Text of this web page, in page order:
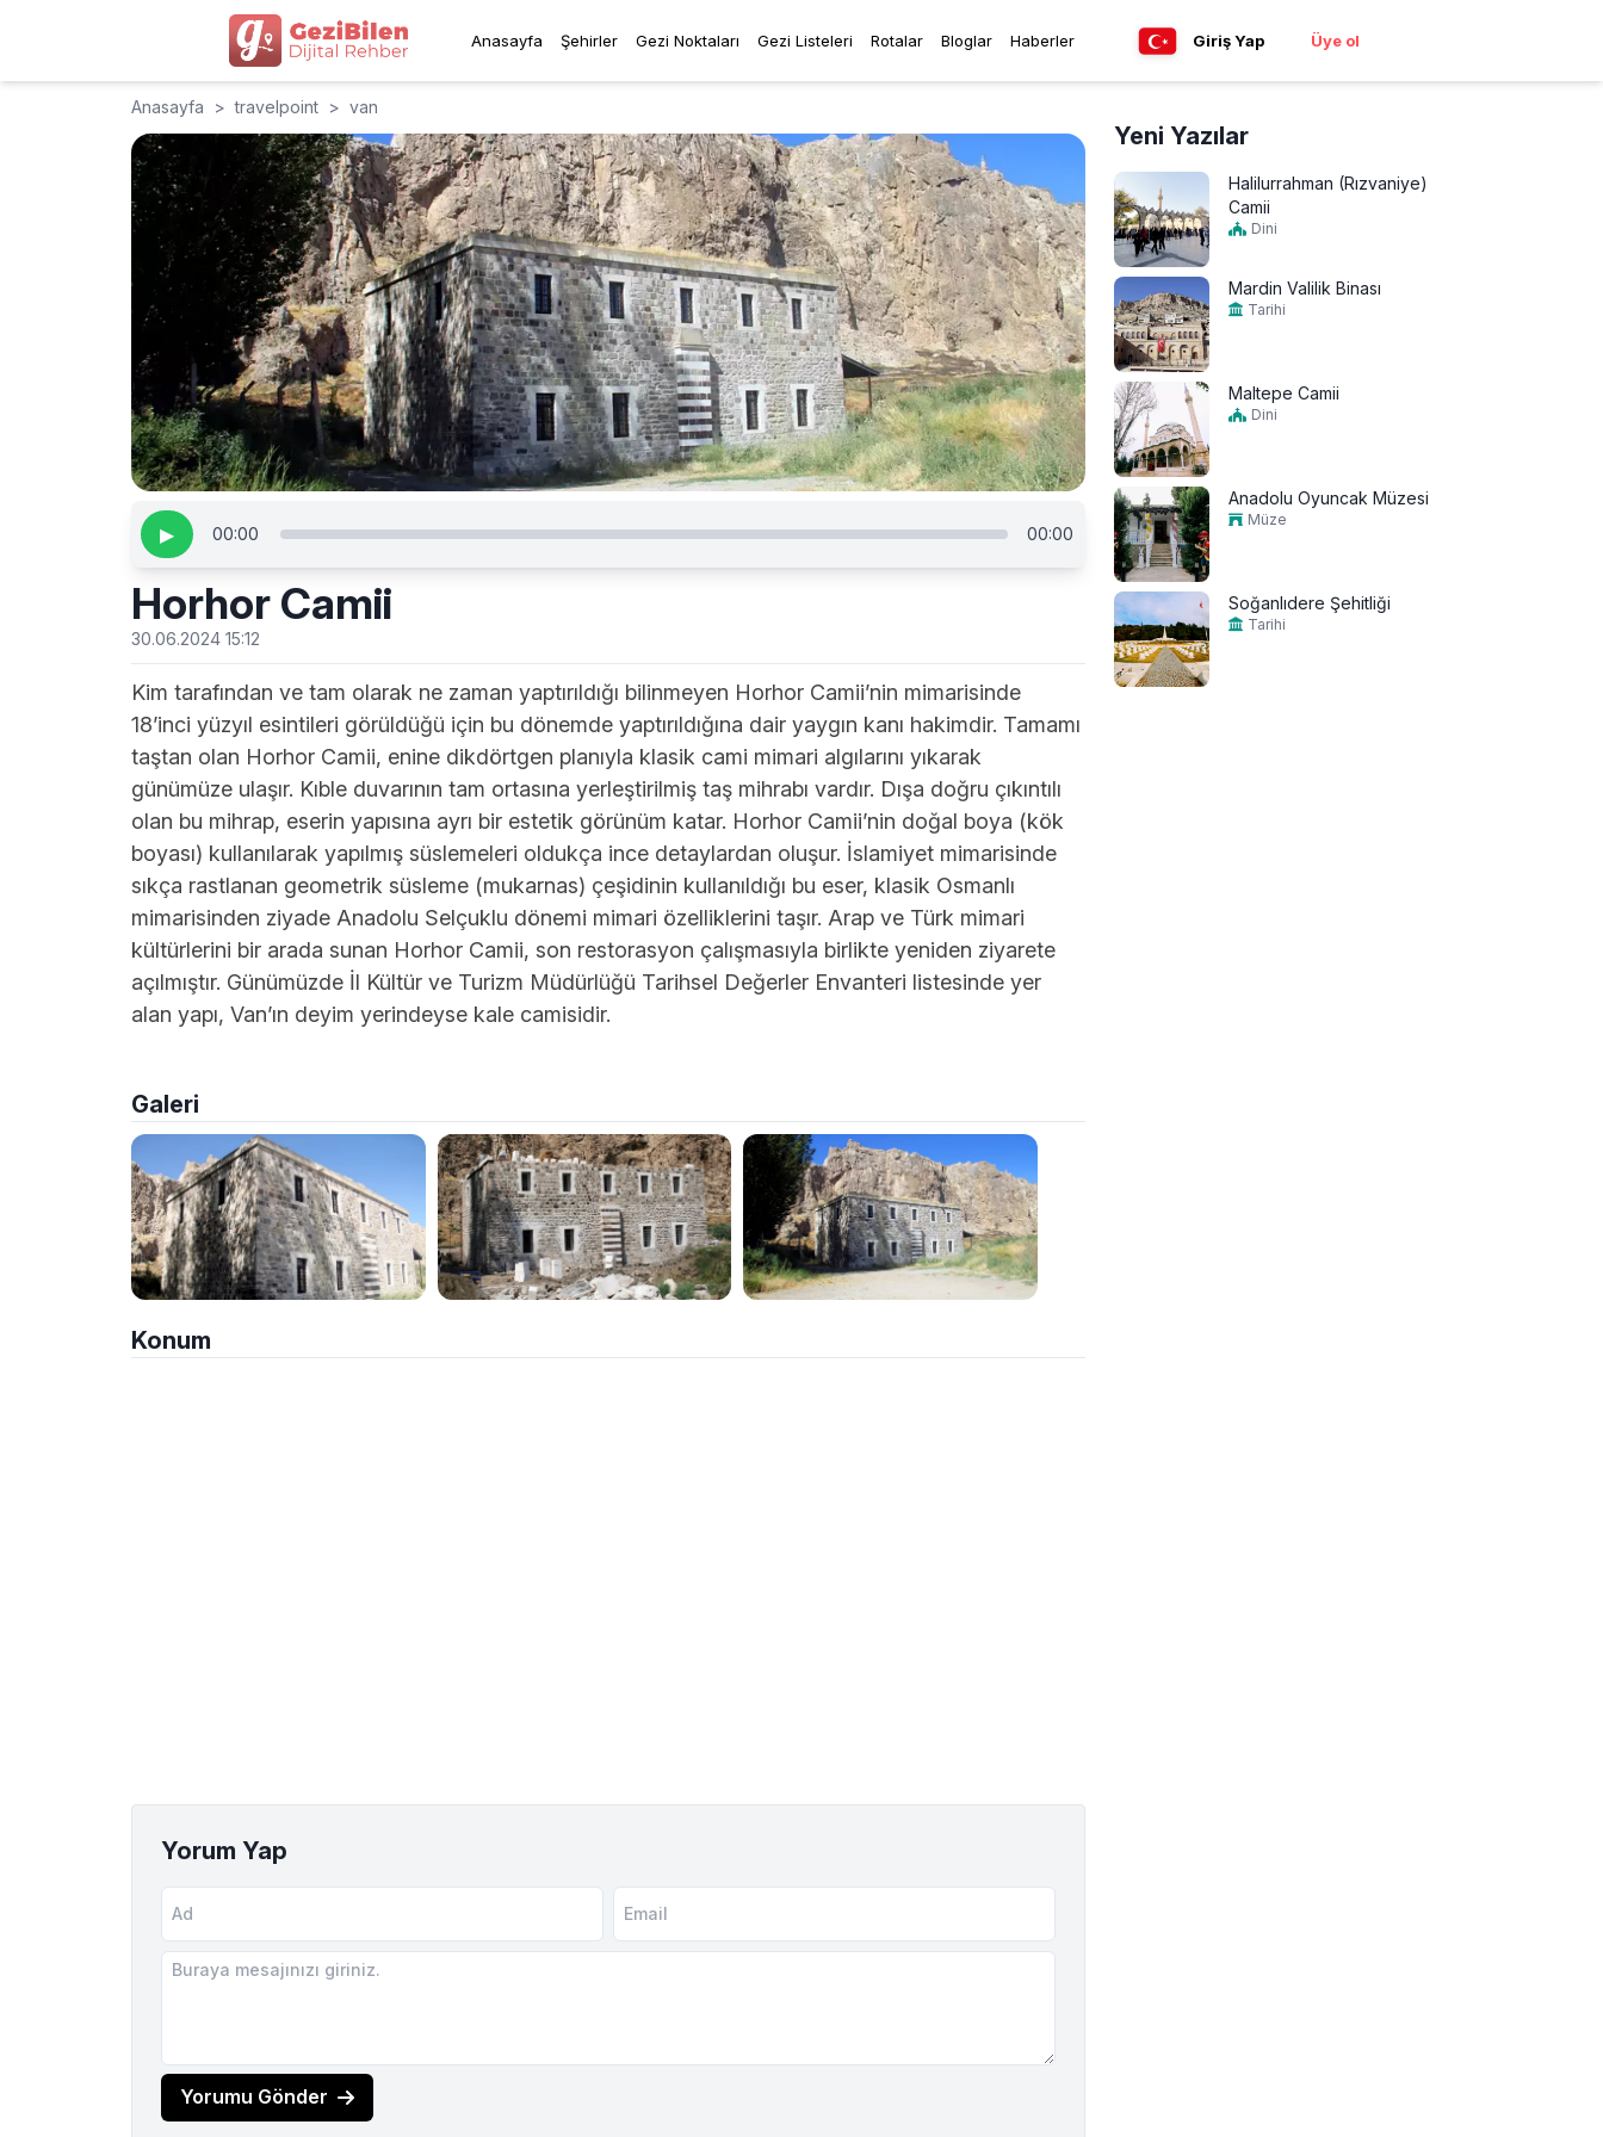
Anasayfa Şehirler Gezi Noktaları Gezi Listeleri Rotalar Bloglar Haberler Giriş Yap Üye ol
Anasayfa > travelpoint > van
▶ 00:00 00:00
Horhor Camii
30.06.2024 15:12
Kim tarafından ve tam olarak ne zaman yaptırıldığı bilinmeyen Horhor Camii’nin mimarisinde
18’inci yüzyıl esintileri görüldüğü için bu dönemde yaptırıldığına dair yaygın kanı hakimdir. Tamamı
taştan olan Horhor Camii, enine dikdörtgen planıyla klasik cami mimari algılarını yıkarak
günümüze ulaşır. Kıble duvarının tam ortasına yerleştirilmiş taş mihrabı vardır. Dışa doğru çıkıntılı
olan bu mihrap, eserin yapısına ayrı bir estetik görünüm katar. Horhor Camii’nin doğal boya (kök
boyası) kullanılarak yapılmış süslemeleri oldukça ince detaylardan oluşur. İslamiyet mimarisinde
sıkça rastlanan geometrik süsleme (mukarnas) çeşidinin kullanıldığı bu eser, klasik Osmanlı
mimarisinden ziyade Anadolu Selçuklu dönemi mimari özelliklerini taşır. Arap ve Türk mimari
kültürlerini bir arada sunan Horhor Camii, son restorasyon çalışmasıyla birlikte yeniden ziyarete
açılmıştır. Günümüzde İl Kültür ve Turizm Müdürlüğü Tarihsel Değerler Envanteri listesinde yer
alan yapı, Van’ın deyim yerindeyse kale camisidir.
Galeri
Konum
Yorum Yap
Yorumu Gönder
Yeni Yazılar
Halilurrahman (Rızvaniye)
Camii
Dini
Mardin Valilik Binası
Tarihi
Maltepe Camii
Dini
Anadolu Oyuncak Müzesi
Müze
Soğanlıdere Şehitliği
Tarihi